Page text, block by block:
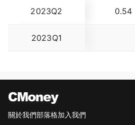
2023Q2 0.54
2023Q1
關於我們部落格加入我們